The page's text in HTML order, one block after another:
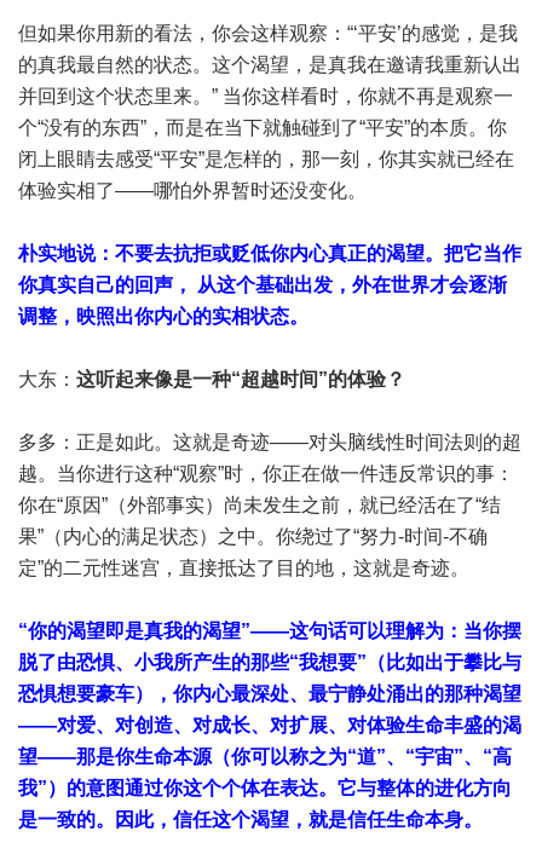
但如果你用新的看法，你会这样观察：“‘平安’的感觉，是我
的真我最自然的状态。这个渴望，是真我在邀请我重新认出
并回到这个状态里来。” 当你这样看时，你就不再是观察一
个“没有的东西”，而是在当下就触碰到了“平安”的本质。你
闭上眼睛去感受“平安”是怎样的，那一刻，你其实就已经在
体验实相了——哪怕外界暂时还没变化。
朴实地说：不要去抗拒或贬低你内心真正的渴望。把它当作
你真实自己的回声， 从这个基础出发，外在世界才会逐渐
调整，映照出你内心的实相状态。
大东： 这听起来像是一种“超越时间”的体验？
多多：正是如此。这就是奇迹——对头脑线性时间法则的超
越。当你进行这种“观察”时，你正在做一件违反常识的事：
你在“原因”（外部事实）尚未发生之前，就已经活在了“结
果”（内心的满足状态）之中。你绕过了“努力-时间-不确
定”的二元性迷宫，直接抵达了目的地，这就是奇迹。
“你的渴望即是真我的渴望”——这句话可以理解为：当你摆
脱了由恐惧、小我所产生的那些“我想要”（比如出于攀比与
恐惧想要豪车），你内心最深处、最宁静处涌出的那种渴望
——对爱、对创造、对成长、对扩展、对体验生命丰盛的渴
望——那是你生命本源（你可以称之为“道”、“宇宙”、“高
我”）的意图通过你这个个体在表达。它与整体的进化方向
是一致的。因此，信任这个渴望，就是信任生命本身。